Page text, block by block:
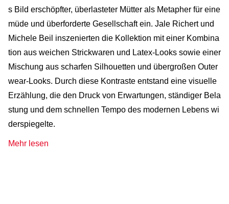
s Bild erschöpfter, überlasteter Mütter als Metapher für eine
müde und überforderte Gesellschaft ein. Jale Richert und
Michele Beil inszenierten die Kollektion mit einer Kombina
tion aus weichen Strickwaren und Latex-Looks sowie einer
Mischung aus scharfen Silhouetten und übergroßen Outer
wear-Looks. Durch diese Kontraste entstand eine visuelle
Erzählung, die den Druck von Erwartungen, ständiger Bela
stung und dem schnellen Tempo des modernen Lebens wi
derspiegelte.
Mehr lesen